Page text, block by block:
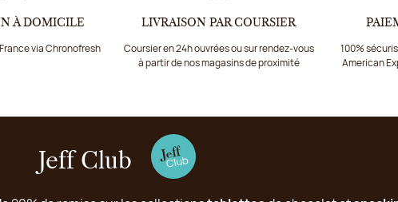
À DOMICILE
via Chronofresh
LIVRAISON PAR COURSIER
Coursier en 24h ouvrées ou sur rendez-vous
à partir de nos magasins de proximité
100%
American
Jeff Club